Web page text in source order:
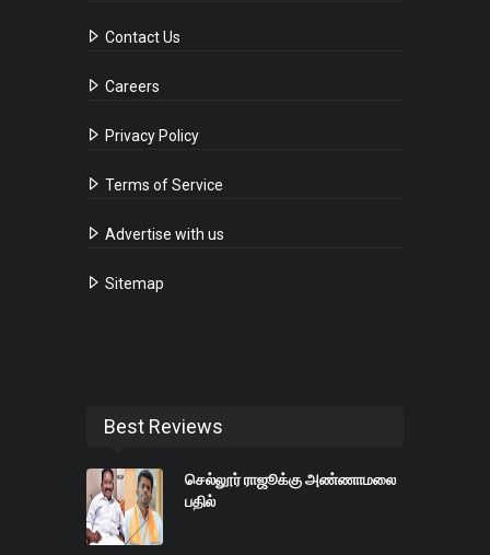
Contact Us
Careers
Privacy Policy
Terms of Service
Advertise with us
Sitemap
Best Reviews
செல்லூர் ராஜூக்கு அண்ணாமலை
பதில்